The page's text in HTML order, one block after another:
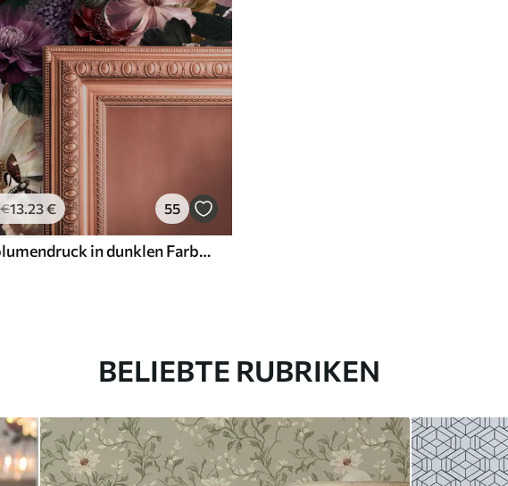
€13.23€ 55
Kunstblumendruck in dunklen Farben
BELIEBTE RUBRIKEN